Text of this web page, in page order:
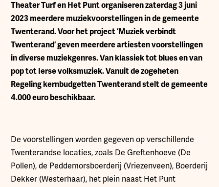
Theater Turf en Het Punt organiseren zaterdag 3 juni
2023 meerdere muziekvoorstellingen in de gemeente
Twenterand. Voor het project ‘Muziek verbindt
Twenterand’ geven meerdere artiesten voorstellingen
in diverse muziekgenres. Van klassiek tot blues en van
pop tot Ierse volksmuziek. Vanuit de zogeheten
Regeling kernbudgetten Twenterand stelt de gemeente
4.000 euro beschikbaar.
De voorstellingen worden gegeven op verschillende
Twenterandse locaties, zoals De Greftenhoeve (De
Pollen), de Peddemorsboerderij (Vriezenveen), Boerderij
Dekker (Westerhaar), het plein naast Het Punt